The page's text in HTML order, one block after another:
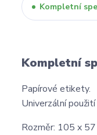
Kompletní
Kompletní
Papírové etikety.
Univerzální
Rozměr: 105 x